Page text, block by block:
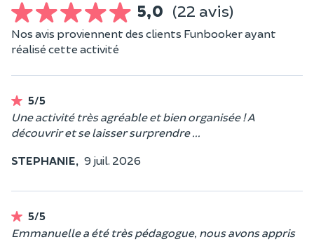
5,0 (22 avis)
Nos avis proviennent des clients Funbooker ayant
réalisé cette activité
5/5
Une activité très agréable et bien organisée ! A
découvrir et se laisser surprendre ...
STEPHANIE, 9 juil. 2026
5/5
Emmanuelle a été très pédagogue, nous avons appris